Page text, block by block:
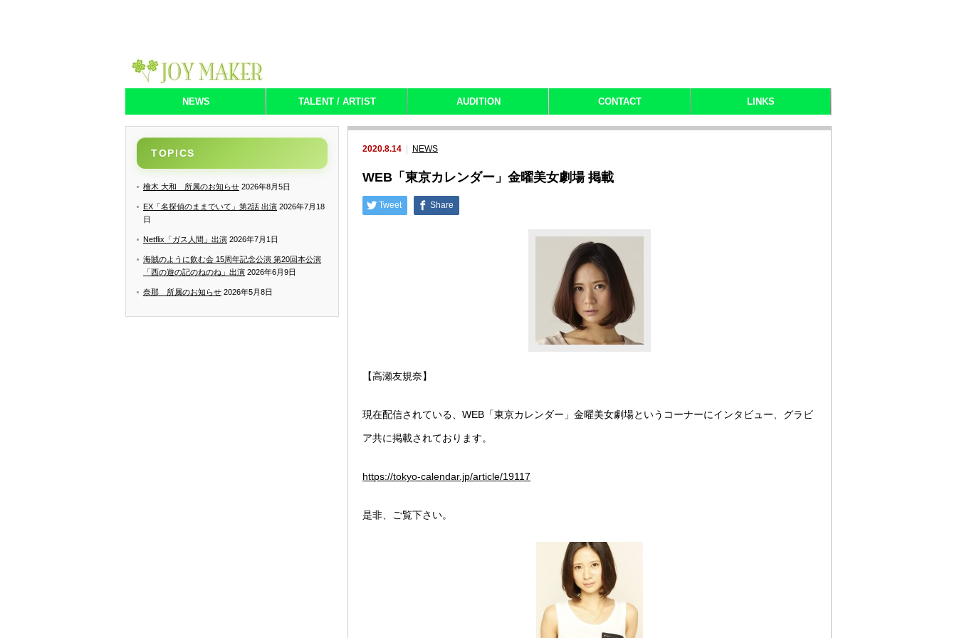
NEWS TALENT / ARTIST AUDITION CONTACT LINKS
2020.8.14 NEWS
WEB「東京カレンダー」金曜美女劇場 掲載
Tweet Share
【高瀬友規奈】
現在配信されている、WEB「東京カレンダー」金曜美女劇場というコーナーにインタビュー、グラビ
ア共に掲載されております。
https://tokyo-calendar.jp/article/19117
是非、ご覧下さい。
TOPICS
檜木 大和 所属のお知らせ 2026年8月5日
EX「名探偵のままでいて」第2話 出演 2026年7月18
日
Netflix「ガス人間」出演 2026年7月1日
海賊のように飲む会 15周年記念公演 第20回本公演
「西の遊の記のねのね」出演 2026年6月9日
奈那 所属のお知らせ 2026年5月8日